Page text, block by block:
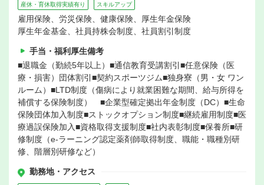
産休・育休取得実績有り スキルアップ
雇用保険、労災保険、健康保険、厚生年金保険
厚生年金基金、社員持株会制度、社員割引制度
手当・福利厚生備考
■退職金（勤続5年以上）■通信教育受講割引■任意保険（医
療・損害）団体割引■契約スポーツジム■独身寮（男・女 ワン
ルーム）■LTD制度（傷病により就業困難な期間、給与所得を
補償する保険制度） ■企業型確定拠出年金制度（DC）■生命
保険団体加入制度■ストックオプション制度■継続雇用制度■医
療過誤保険加入■資格取得支援制度■社内表彰制度■保養所■研
修制度（e-ラーニング認定薬剤師取得制度、職能・職種別研
修、階層別研修など）
勤務地・アクセス